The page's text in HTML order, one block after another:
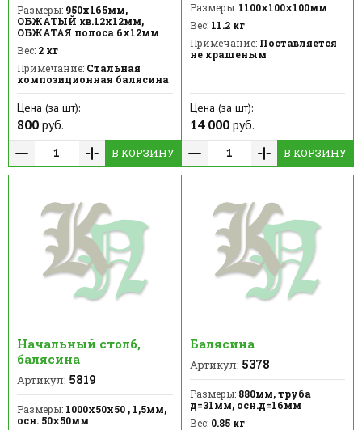
Размеры: 950х165мм,
ОБЖАТЫЙ кв.12х12мм,
ОБЖАТАЯ полоса 6х12мм
Вес: 2 кг
Примечание: Стальная
композиционная балясина
Цена (за шт):
800 руб.
В КОРЗИНУ
Размеры:1100х100х100мм
Вес:11.2 кг
Примечание:Поставляется
не крашеным
Цена (за шт):
14 000руб.
В КОРЗИНУ
Начальный столб,
балясина
Артикул: 5819
Размеры: 1000х50х50 , 1,5мм,
осн. 50х50мм
Балясина
Артикул: 5378
Размеры:880мм, труба
д=31мм, осн.д=16мм
Вес:0.85 кг